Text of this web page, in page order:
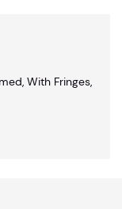
With Fringes,